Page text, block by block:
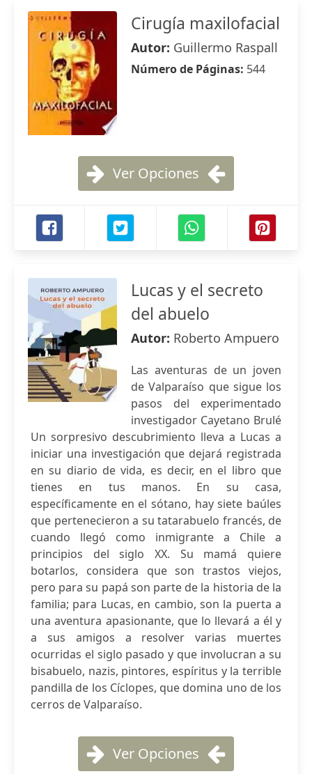
Cirugía maxilofacial
Autor: Guillermo Raspall
Número de Páginas: 544
Ver Opciones
Lucas y el secreto
del abuelo
Autor: Roberto Ampuero
Las aventuras de un joven
de Valparaíso que sigue los
pasos del experimentado
investigador Cayetano Brulé
Un sorpresivo descubrimiento lleva a Lucas a
iniciar una investigación que dejará registrada
en su diario de vida, es decir, en el libro que
tienes en tus manos. En su casa,
específicamente en el sótano, hay siete baúles
que pertenecieron a su tatarabuelo francés, de
cuando llegó como inmigrante a Chile a
principios del siglo XX. Su mamá quiere
botarlos, considera que son trastos viejos,
pero para su papá son parte de la historia de la
familia; para Lucas, en cambio, son la puerta a
una aventura apasionante, que lo llevará a él y
a sus amigos a resolver varias muertes
ocurridas el siglo pasado y que involucran a su
bisabuelo, nazis, pintores, espíritus y la terrible
pandilla de los Cíclopes, que domina uno de los
cerros de Valparaíso.
Ver Opciones